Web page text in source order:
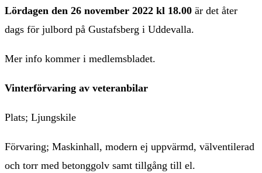
Lördagen den 26 november 2022 kl 18.00 är det åter
dags för julbord på Gustafsberg i Uddevalla.
Mer info kommer i medlemsbladet.
Vinterförvaring av veteranbilar
Plats; Ljungskile
Förvaring; Maskinhall, modern ej uppvärmd, välventilerad
och torr med betonggolv samt tillgång till el.